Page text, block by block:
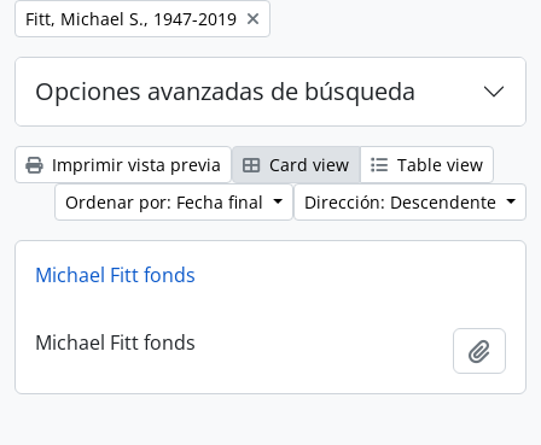
Remove filter:
Fitt, Michael S., 1947-2019
Opciones avanzadas de búsqueda
Imprimir vista previa Card view
Table view
Ordenar por: Fecha final
Dirección: Descendente
Michael Fitt fonds
Michael Fitt fonds